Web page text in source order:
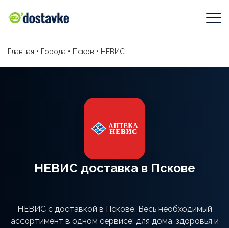
Главная • Города • Псков • НЕВИС
НЕВИС доставка в Пскове
НЕВИС с доставкой в Пскове. Весь необходимый
ассортимент в одном сервисе: для дома, здоровья и